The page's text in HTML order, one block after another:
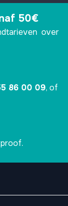
50€
over
86 00 09, of